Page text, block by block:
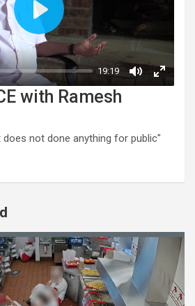
with Ramesh
not done anything for public"